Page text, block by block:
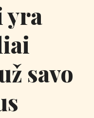
yra
savo